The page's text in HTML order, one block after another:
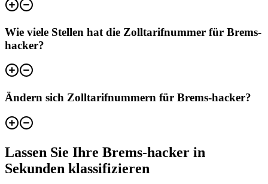
Wie viele Stellen hat die Zolltarifnummer für Brems-
hacker?
Ändern sich Zolltarifnummern für Brems-hacker?
Lassen Sie Ihre Brems-hacker in
Sekunden klassifizieren